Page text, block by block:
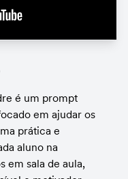
é um prompt
em ajudar os
prática e
aluno na
em sala de aula,